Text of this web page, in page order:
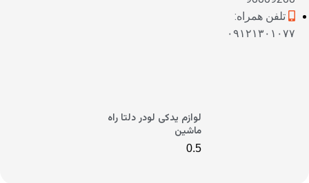
تلفن همراه:
۰۹۱۲۱۳۰۱۰۷۷
لوازم یدکی لودر دلتا راه
ماشین